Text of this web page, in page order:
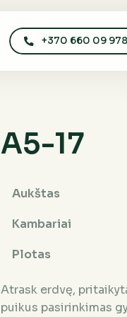
+370 660 09 978
A5-17
Aukštas
Kambariai
Plotas
Atrask erdvę,
puikus pasirinkimas